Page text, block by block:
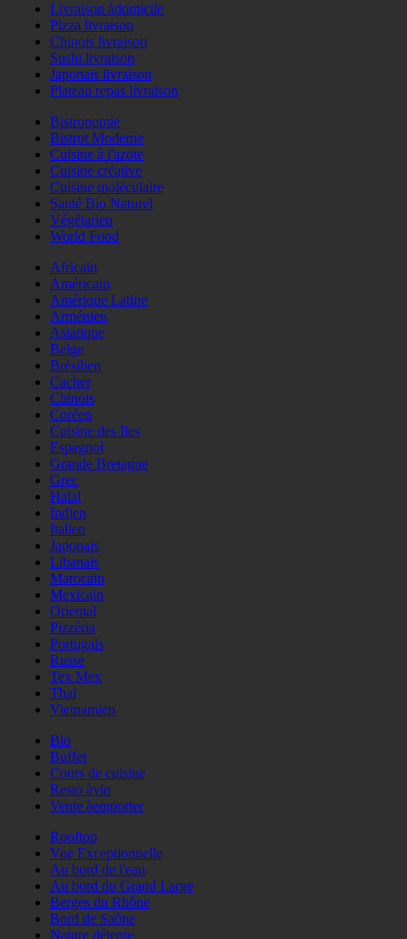
Livraison àdomicile
Pizza livraison
Chinois livraison
Sushi livraison
Japonais livraison
Plateau repas livraison
Bistronomie
Bistrot Moderne
Cuisine à l'azote
Cuisine créative
Cuisine moléculaire
Santé Bio Naturel
Végétarien
World Food
Africain
Américain
Amérique Latine
Arménien
Asiatique
Belge
Brésilien
Cacher
Chinois
Coréen
Cuisine des Iles
Espagnol
Grande Bretagne
Grec
Halal
Indien
Italien
Japonais
Libanais
Marocain
Mexicain
Oriental
Pizzéria
Portugais
Russe
Tex Mex
Thaï
Vietnamien
Bio
Buffet
Cours de cuisine
Resto àvin
Vente àemporter
Rooftop
Vue Exceptionnelle
Au bord de l'eau
Au bord du Grand Large
Berges du Rhône
Bord de Saône
Nature détente